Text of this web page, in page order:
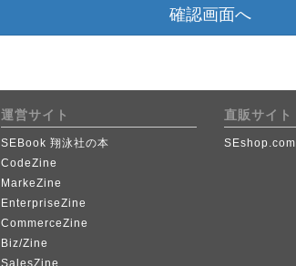
確認画面へ
運営サイト
SEBook 翔泳社の本
CodeZine
MarkeZine
EnterpriseZine
CommerceZine
Biz/Zine
SalesZine
直販サイト
SEshop.com